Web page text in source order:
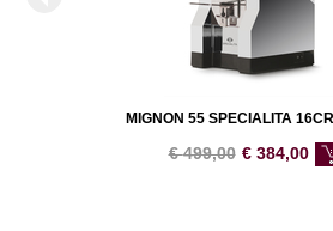
MIGNON 55 SPECIALITA
€499,00 € 384,00